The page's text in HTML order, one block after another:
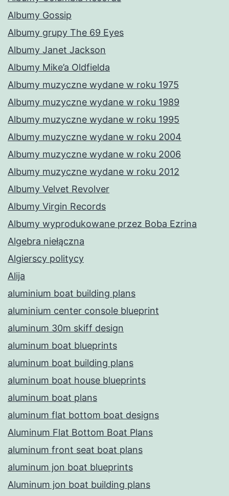
Albumy Gossip
Albumy grupy The 69 Eyes
Albumy Janet Jackson
Albumy Mike’a Oldfielda
Albumy muzyczne wydane w roku 1975
Albumy muzyczne wydane w roku 1989
Albumy muzyczne wydane w roku 1995
Albumy muzyczne wydane w roku 2004
Albumy muzyczne wydane w roku 2006
Albumy muzyczne wydane w roku 2012
Albumy Velvet Revolver
Albumy Virgin Records
Albumy wyprodukowane przez Boba Ezrina
Algebra niełączna
Algierscy politycy
Alija
aluminium boat building plans
aluminium center console blueprint
aluminum 30m skiff design
aluminum boat blueprints
aluminum boat building plans
aluminum boat house blueprints
aluminum boat plans
aluminum flat bottom boat designs
Aluminum Flat Bottom Boat Plans
aluminum front seat boat plans
aluminum jon boat blueprints
Aluminum jon boat building plans